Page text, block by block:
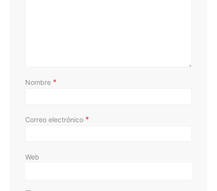
Nombre *
Correo electrónico *
Web